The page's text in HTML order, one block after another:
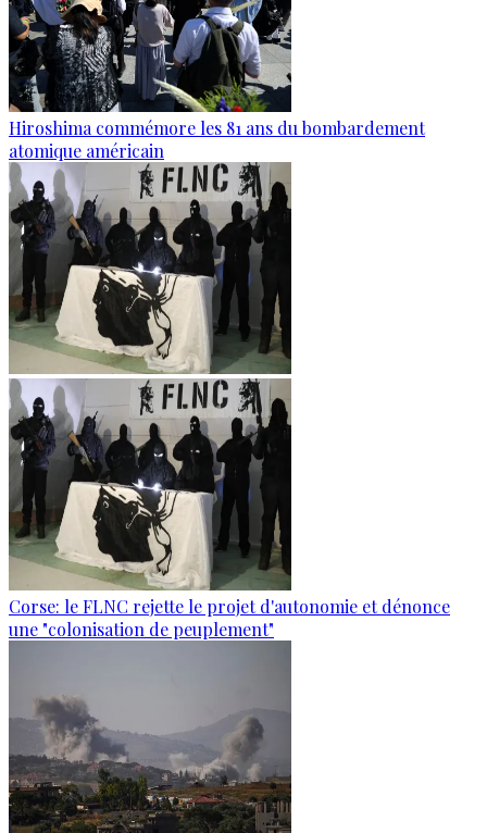
Hiroshima commémore les 81 ans du bombardement
atomique américain
Corse: le FLNC rejette le projet d'autonomie et dénonce
une "colonisation de peuplement"